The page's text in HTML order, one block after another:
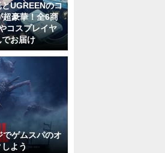
UGREENのコ
超豪華！全6商
コスプレイヤ
お届け
ゲムスパのオ
よう